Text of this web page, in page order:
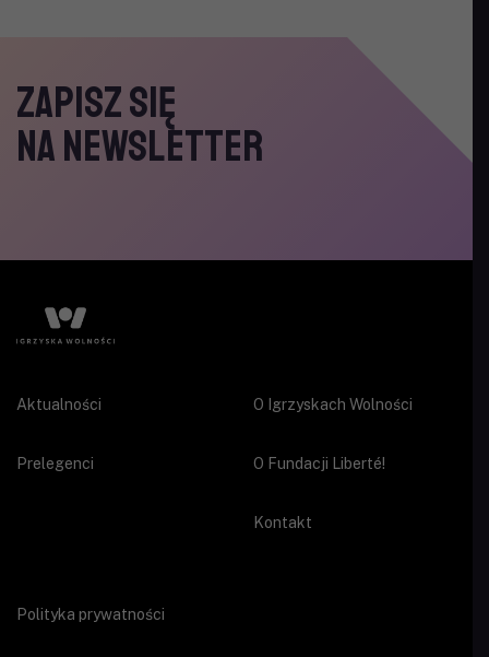
ZAPISZ SIĘ
NA NEWSLETTER
Aktualności
Prelegenci
O Igrzyskach Wolności
O Fundacji Liberté!
Kontakt
Polityka prywatności